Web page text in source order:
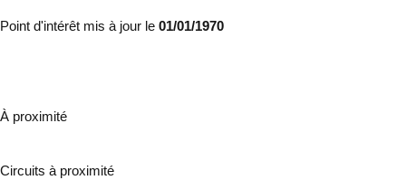
Point d'intérêt mis à jour le 01/01/1970
À proximité
Circuits à proximité